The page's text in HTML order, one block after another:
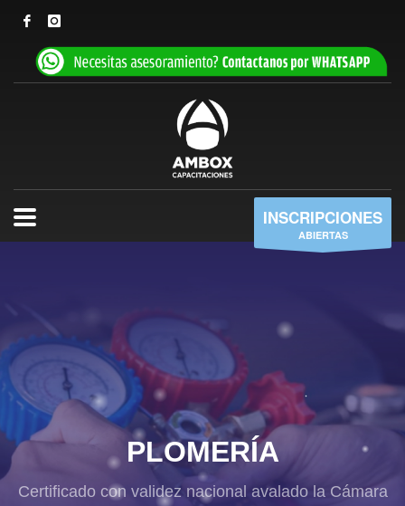
INSCRIPCIONES
ABIERTAS
PLOMERÍA
Certificado con validez nacional avalado la Cámara